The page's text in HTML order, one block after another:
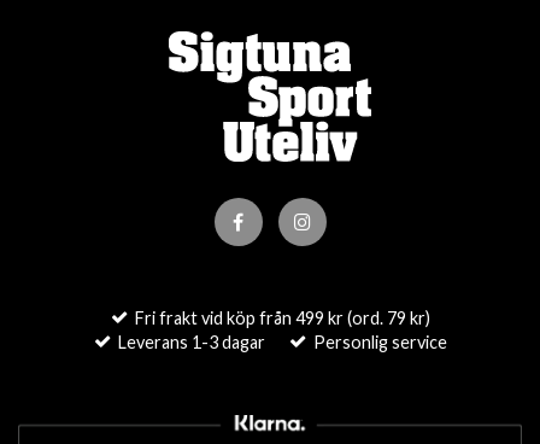
Fri frakt vid köp från 499 kr (ord. 79 kr)
Leverans 1-3 dagar
Personlig service